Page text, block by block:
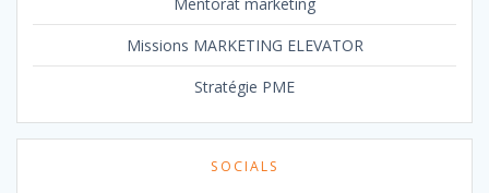
Mentorat marketing
Missions MARKETING ELEVATOR
Stratégie PME
SOCIALS